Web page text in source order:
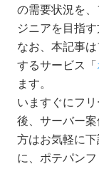
の需要状況を
ジニアを目指す
なお、本記事
するサービス「
ます。
いますぐにフ
後、サーバー
方はお気軽に
に、ポテパン